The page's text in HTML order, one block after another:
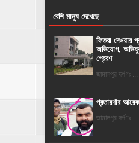
বেশি মানুষ দেখেছে
ফিতরা দেওয়ার
অভিযোগ,
প্রেরণ
জামালপুর দর্পণঃ ...
প্রতারণার
জামালপুর দর্পণঃ ...